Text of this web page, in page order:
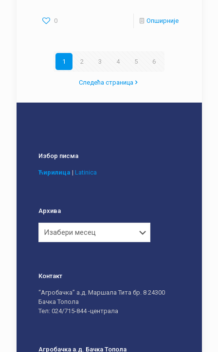
0 Опширније
1 2 3 4 5 6
Следећа страница
Избор писма
Ћирилица | Latinica
Архива
Контакт
“Агробачка” а.д. Маршала Тита бр. 8 24300
Бачка Топола
Тел: 024/715-844 -централа
Агробачка а.д. Бачка Топола